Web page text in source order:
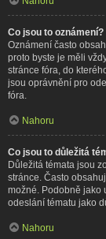
Co jsou to oznámení?
Oznámení často
proto byste je měli
stránce fóra, do
jsou oprávnění pro
fóra.
Nahoru
Co jsou to důležitá
Důležitá témata jsou
stránce. Často
možné. Podobně jako
odeslání tématu jako
Nahoru